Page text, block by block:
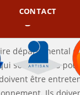
CONTACT
de
départemental
sont utilisés
être